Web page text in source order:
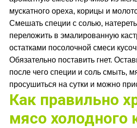
мускатного ореха, корицы и
Смешать специи с солью,
переложить в эмалированную
остатками посолочной смеси
Обязательно поставить гнет.
после чего специи и соль смыть,
просушиться на сутки и можно
Как правильно
мясо холодного